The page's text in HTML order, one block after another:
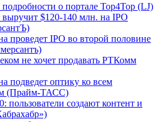
о портале Top4Top (LJ)
$120-140 млн. на IPO
проведет IPO во второй половине
не хочет продавать РТКомм
подведет оптику ко всем
(Прайм-ТАСС)
пользователи создают контент и